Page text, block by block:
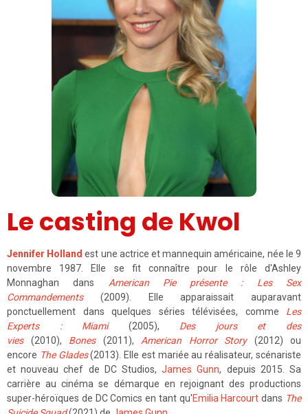
Le casting de Kwol
Jennifer Holland est une actrice et mannequin américaine, née le 9
novembre 1987. Elle se fit connaître pour le rôle d'Ashley
Monnaghan dans American Pie présente : Les Sex
Commandements
(2009). Elle apparaissait auparavant
ponctuellement dans quelques séries télévisées, comme Les
Experts : Miami(2005), Des jours et des
vies(2010), Bones(2011), American Horror Story(2012) ou
encore The Glades(2013). Elle est mariée au réalisateur, scénariste
et nouveau chef de DC Studios,James Gunn, depuis 2015. Sa
carrière au cinéma se démarque en rejoignant des productions
super-héroïques de DC Comics en tant qu'Emilia Harcourt dans The